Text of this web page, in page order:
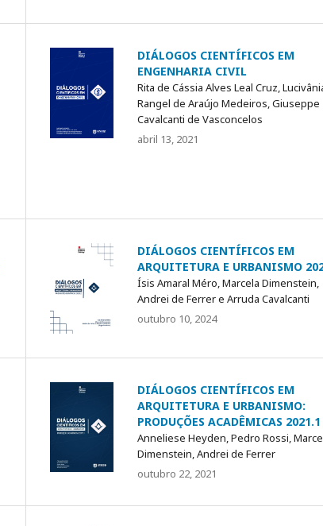
DIÁLOGOS CIENTÍFICOS EM
ENGENHARIA CIVIL
Rita de Cássia Alves Leal Cruz,
Rangel de Araújo Medeiros, Giuseppe
Cavalcanti de Vasconcelos
abril 13, 2021
DIÁLOGOS CIENTÍFICOS EM
ARQUITETURA E URBANISMO
Ísis Amaral Méro, Marcela Dimenstein,
Andrei de Ferrer e Arruda Cavalcanti
outubro 10, 2024
DIÁLOGOS CIENTÍFICOS EM
ARQUITETURA E URBANISMO:
PRODUÇÕES ACADÊMICAS 2021.1
Anneliese Heyden, Pedro Rossi,
Dimenstein, Andrei de Ferrer
outubro 22, 2021